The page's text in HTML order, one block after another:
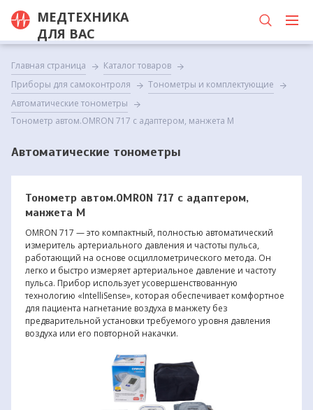
МЕДТЕХНИКА
ДЛЯ ВАС
Главная страница
Каталог товаров
Приборы для самоконтроля
Тонометры и комплектующие
Автоматические тонометры
Тонометр автом.OMRON 717 с адаптером, манжета М
Автоматические тонометры
Тонометр автом.OMRON 717 с адаптером,
манжета М
OMRON 717 — это компактный, полностью автоматический
измеритель артериального давления и частоты пульса,
работающий на основе осциллометрического метода. Он
легко и быстро измеряет артериальное давление и частоту
пульса. Прибор использует усовершенствованную
технологию «IntelliSense», которая обеспечивает комфортное
для пациента нагнетание воздуха в манжету без
предварительной установки требуемого уровня давления
воздуха или его повторной накачки.